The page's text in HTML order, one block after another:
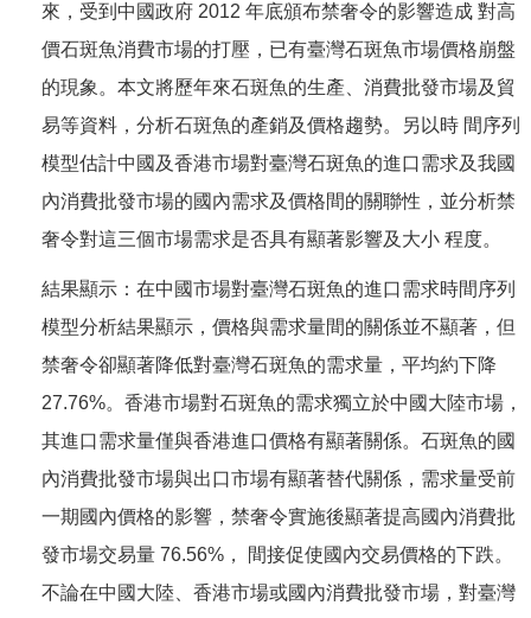
來，受到中國政府 2012 年底頒布禁奢令的影響造成 對高
價石斑魚消費市場的打壓，已有臺灣石斑魚市場價格崩盤
的現象。本文將歷年來石斑魚的生產、消費批發市場及貿
易等資料，分析石斑魚的產銷及價格趨勢。另以時 間序列
模型估計中國及香港市場對臺灣石斑魚的進口需求及我國
內消費批發市場的國內需求及價格間的關聯性，並分析禁
奢令對這三個市場需求是否具有顯著影響及大小 程度。
結果顯示：在中國市場對臺灣石斑魚的進口需求時間序列
模型分析結果顯示，價格與需求量間的關係並不顯著，但
禁奢令卻顯著降低對臺灣石斑魚的需求量，平均約下降
27.76%。香港市場對石斑魚的需求獨立於中國大陸市場，
其進口需求量僅與香港進口價格有顯著關係。石斑魚的國
內消費批發市場與出口市場有顯著替代關係，需求量受前
一期國內價格的影響，禁奢令實施後顯著提高國內消費批
發市場交易量 76.56%， 間接促使國內交易價格的下跌。
不論在中國大陸、香港市場或國內消費批發市場，對臺灣